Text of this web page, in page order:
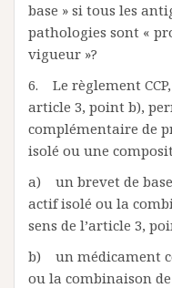
base » si tous les
pathologies sont «
vigueur »?
6. Le règlement
article 3, point b),
complémentaire de
isolé ou une
a) un brevet de
actif isolé ou la
sens de l’article 3,
b) un médicament
ou la combinaison